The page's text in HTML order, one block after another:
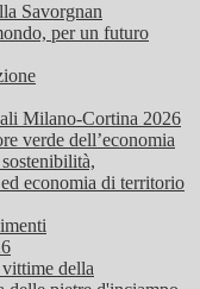
Savorgnan
per un futuro
Milano-Cortina 2026
verde dell’economia
economia di territorio
della